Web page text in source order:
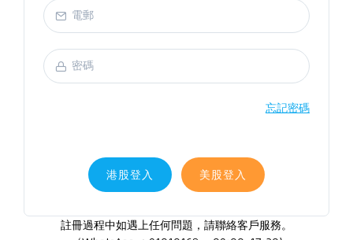
忘記密碼
港股登入 美股登入
註冊過程中如遇上任何問題，請聯絡客戶服務。